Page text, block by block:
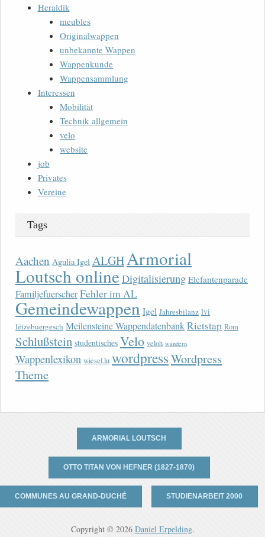
Heraldik
meubles
Originalwappen
unbekannte Wappen
Wappenkunde
Wappensammlung
Interessen
Mobilität
Technik allgemein
velo
website
job
Privates
Vereine
Tags
Aachen Agulia Igel ALGHArmorial
Loutsch onlineDigitalisierung Elefantenparade
FamiljefuerscherFehler im AL
Gemeindewappen Igel Jahresbilanz lvi
lëtzebuergesch Meilensteine WappendatenbankRietstap Rom
Schlußstein studentisches Velo veloh wandern
Wappenlexikon wiesel.lu wordpressWordpress
Theme
ARMORIAL LOUTSCH
OTTO TITAN VON HEFNER (1827-1870)
COMMUNES AU GRAND-DUCHÉ STUDIENARBEIT 2000
Copyright © 2026 Daniel Erpelding.